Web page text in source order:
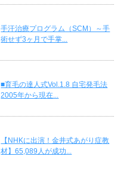
手汗治療プログラム（SCM）～手
術せず3ヶ月で手掌...
■育毛の達人式Vol.1.8 自宅発毛法
2005年から現在...
【NHKに出演！金井式あがり症教
材】65,089人が成功...